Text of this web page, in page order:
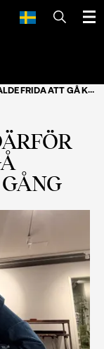
SÖK
GÅ KURSEN EN ANDRA GÅNG